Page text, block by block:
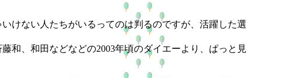
けない人たちがいるってのは判るのですが、活躍した選
和、和田などなどの2003年頃のダイエーより、ぱっと見